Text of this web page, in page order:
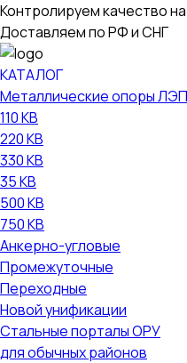
Контролируем качество
Доставляем по РФ и СНГ
КАТАЛОГ
Металлические опоры ЛЭП
110 КВ
220 КВ
330 КВ
35 КВ
500 КВ
750 КВ
Анкерно-угловые
Промежуточные
Переходные
Новой унификации
Стальные порталы ОРУ
для обычных районов